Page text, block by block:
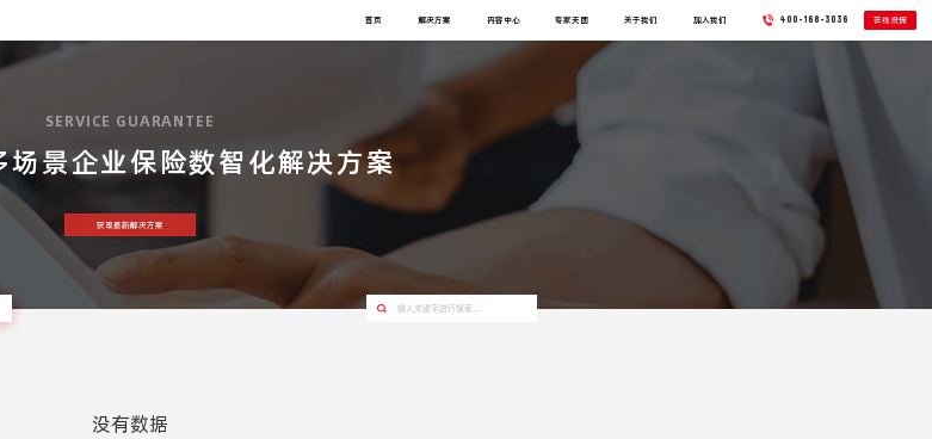
首页 解决方案 内容中心 专家天团 关于我们 加入我们 400-168-3036 在线投保
SERVICE GUARANTEE
场景企业保险数智化解决方案
获取最新解决方案
没有数据